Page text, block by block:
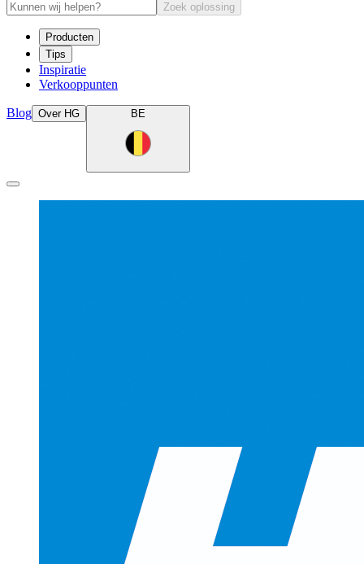
Zoek oplossing
Producten
Tips
Inspiratie
Verkooppunten
Blog Over HG BE